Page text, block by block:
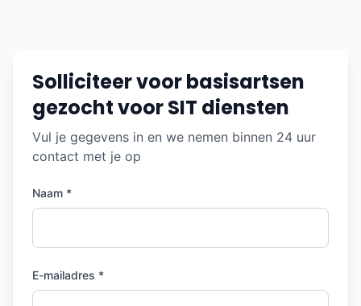
Solliciteer voor basisartsen
gezocht voor SIT diensten
Vul je gegevens in en we nemen binnen 24 uur
contact met je op
Naam *
E-mailadres *